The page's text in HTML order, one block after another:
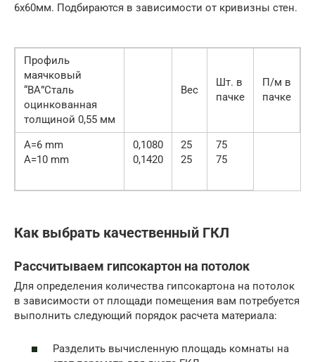
6х60мм. Подбираются в зависимости от кривизны стен.
Профиль
маячковый
“ВА”Сталь
оцинкованная
толщиной 0,55 мм
Вес
Шт. в
пачке
П/м в
пачке
А=6 mm
А=10 mm
0,1080
0,1420
25
25
75
75
Как выбрать качественный ГКЛ
Рассчитываем гипсокартон на потолок
Для определения количества гипсокартона на потолок
в зависимости от площади помещения вам потребуется
выполнить следующий порядок расчета материала:
Разделить вычисленную площадь комнаты на